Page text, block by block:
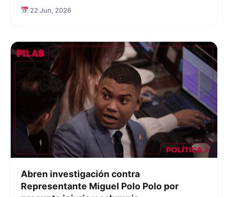
22 Jun, 2026
Abren investigación contra
Representante Miguel Polo Polo por